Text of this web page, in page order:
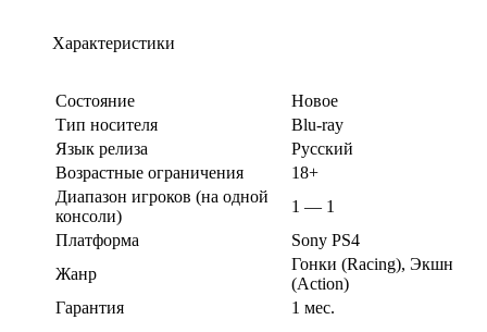
Характеристики
Состояние
Новое
Тип носителя
Blu-ray
Язык релиза
Русский
Возрастные ограничения
18+
Диапазон игроков (на одной
консоли)
1 — 1
Платформа
Sony PS4
Жанр
Гонки (Racing), Экшн
(Action)
Гарантия
1 мес.